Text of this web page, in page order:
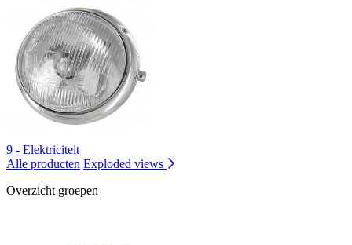
9 - Elektriciteit
Alle producten Exploded views
Overzicht groepen